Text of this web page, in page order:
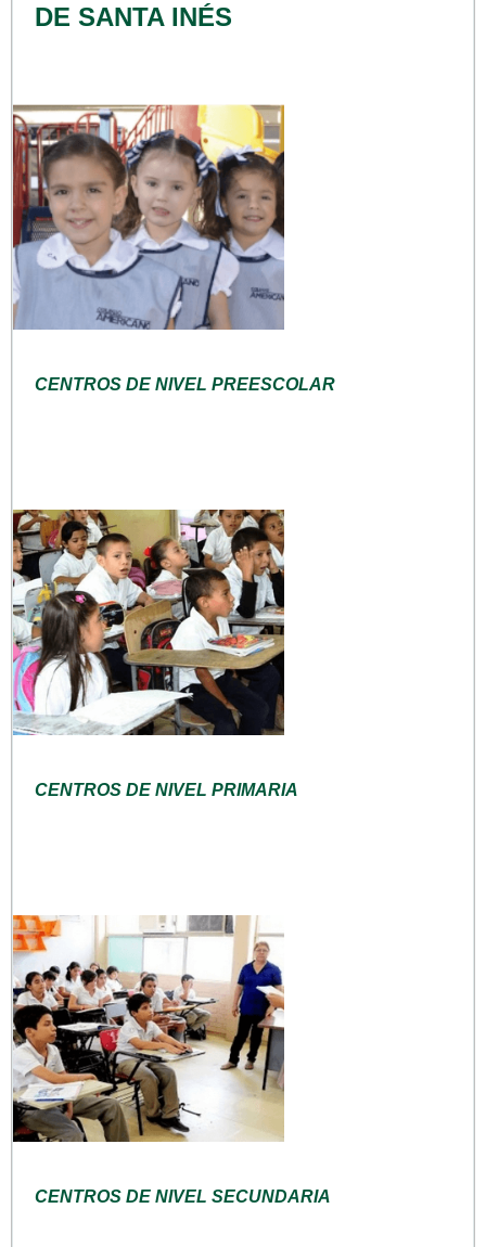
DE SANTA INÉS
CENTROS DE NIVEL PREESCOLAR
CENTROS DE NIVEL PRIMARIA
CENTROS DE NIVEL SECUNDARIA